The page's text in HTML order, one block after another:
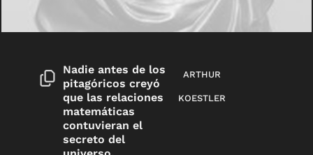
Nadie antes de los
pitagóricos creyó
que las relaciones
matemáticas
contuvieran el
secreto del
ARTHUR
KOESTLER